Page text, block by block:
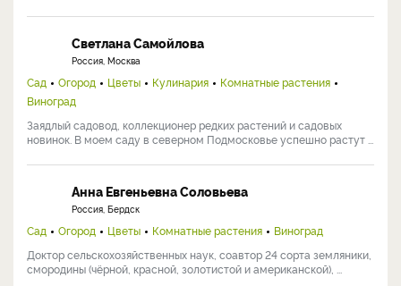
Светлана Самойлова
Россия, Москва
Сад Огород Цветы Кулинария
Комнатные растения
Виноград
Заядлый садовод, коллекционер редких растений и садовых
новинок. В моем саду в северном Подмосковье успешно растут ...
Анна Евгеньевна Соловьева
Россия, Бердск
Сад Огород Цветы Комнатные растения
Виноград
Доктор сельскохозяйственных наук, соавтор 24 сорта земляники,
смородины (чёрной, красной, золотистой и американской), ...